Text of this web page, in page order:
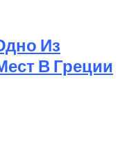
Из
В Греции